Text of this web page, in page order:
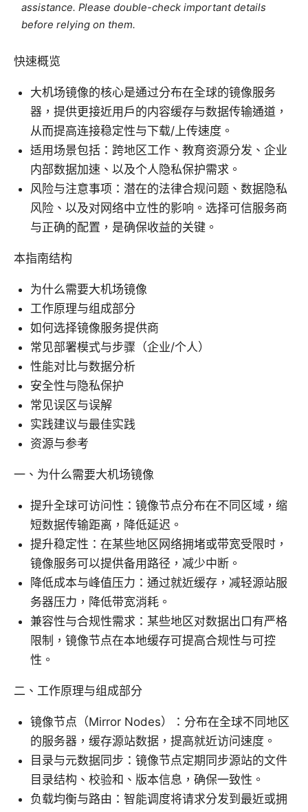
assistance. Please double-check important details
before relying on them.
快速概览
大机场镜像的核心是通过分布在全球的镜像服务
器，提供更接近用户的内容缓存与数据传输通道，
从而提高连接稳定性与下载/上传速度。
适用场景包括：跨地区工作、教育资源分发、企业
内部数据加速、以及个人隐私保护需求。
风险与注意事项：潜在的法律合规问题、数据隐私
风险、以及对网络中立性的影响。选择可信服务商
与正确的配置，是确保收益的关键。
本指南结构
为什么需要大机场镜像
工作原理与组成部分
如何选择镜像服务提供商
常见部署模式与步骤（企业/个人）
性能对比与数据分析
安全性与隐私保护
常见误区与误解
实践建议与最佳实践
资源与参考
一、为什么需要大机场镜像
提升全球可访问性：镜像节点分布在不同区域，缩
短数据传输距离，降低延迟。
提升稳定性：在某些地区网络拥堵或带宽受限时，
镜像服务可以提供备用路径，减少中断。
降低成本与峰值压力：通过就近缓存，减轻源站服
务器压力，降低带宽消耗。
兼容性与合规性需求：某些地区对数据出口有严格
限制，镜像节点在本地缓存可提高合规性与可控
性。
二、工作原理与组成部分
镜像节点（Mirror Nodes）：分布在全球不同地区
的服务器，缓存源站数据，提高就近访问速度。
目录与元数据同步：镜像节点定期同步源站的文件
目录结构、校验和、版本信息，确保一致性。
负载均衡与路由：智能调度将请求分发到最近或拥